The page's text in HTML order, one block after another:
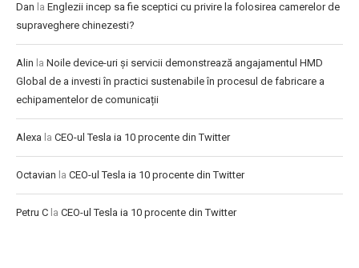
Dan la Englezii incep sa fie sceptici cu privire la folosirea camerelor de
supraveghere chinezesti?
Alin la Noile device-uri și servicii demonstrează angajamentul HMD
Global de a investi în practici sustenabile în procesul de fabricare a
echipamentelor de comunicații
Alexa la CEO-ul Tesla ia 10 procente din Twitter
Octavian la CEO-ul Tesla ia 10 procente din Twitter
Petru C la CEO-ul Tesla ia 10 procente din Twitter